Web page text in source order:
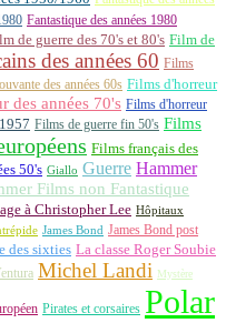
Fantastique des années 1980
de guerre des 70's et 80's Film de
des années 60 Films
des années 60s Films d'horreur
des années 70's Films d'horreur
Films de guerre fin 50's Films
Films français des
50's Giallo Guerre Hammer
Films non Fantastique
à Christopher Lee Hôpitaux
James Bond James Bond post
des sixties La classe Roger Soubie
Michel Landi Mystère
Pirates et corsaires Polar